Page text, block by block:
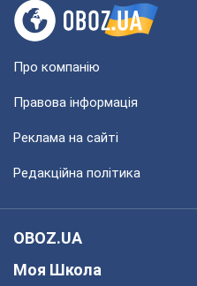
Про компанію
Правова інформація
Реклама на сайті
Редакційна політика
OBOZ.UA
Моя Школа